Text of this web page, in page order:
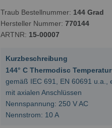
Traub Bestellnummer 144 Grad
Hersteller Nummer 770144
ARTNR
15-00007
Kurzbeschreibung
144° C Thermodisc
gemäß IEC 691, EN 60691 u.a.,
mit axialen Anschlüssen
Nennspannung: 250 V AC
Nennstrom: 10 A